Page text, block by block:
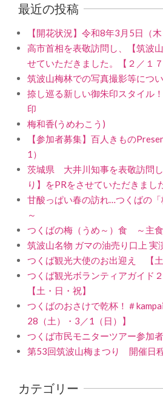
最近の投稿
【開花状況】令和8年3月5日（
高市首相を表敬訪問し、【筑波
せていただきました。【２／１７
筑波山梅林での写真撮影等につ
捺し巡る新しい御朱印スタイル
印
梅和香(うめわこう)
【参加者募集】百人きもの
1）
茨城県 大井川知事を表敬訪問
り】をPRをさせていただきまし
甘酸っぱい春の訪れ…つくばの
～
つくばの梅（うめ～）食 ～主
筑波山名物 ガマの油売り口上 実
つくば観光大使のお出迎え 【土
つくば観光ボランティアガイド
【土・日・祝】
つくばのおさけで乾杯！＃
28（土）・3／1（日）】
つくば市民モニターツアー参加
第53回筑波山梅まつり 開催日
カテゴリー